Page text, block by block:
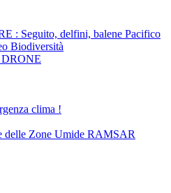
: Seguito, delfini, balene Pacifico
Biodiversità
clima !
delle Zone Umide RAMSAR